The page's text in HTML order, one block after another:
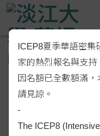
ICEP8夏季華語密集
家的熱烈報名與支持
因名額已全數額滿
請見諒。
-
The ICEP8